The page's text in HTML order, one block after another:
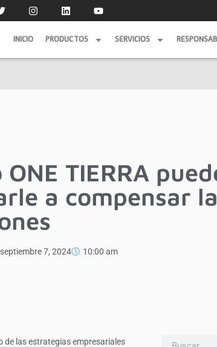
INICIO PRODUCTOS SERVICIOS
ONE TIERRA
a compensar
septiembre 7, 2024 10:00 am
de las estrategias empresariales